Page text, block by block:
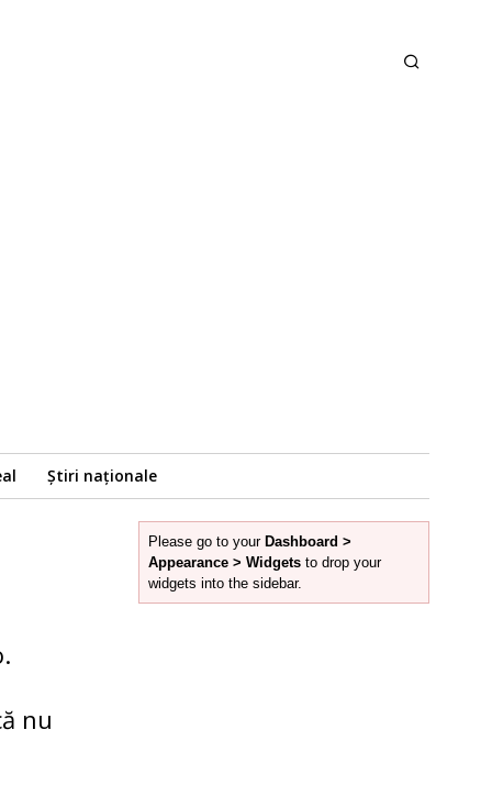
Știri naționale
nu
Please go to your Dashboard >
Appearance > Widgets to drop your
widgets into the sidebar.